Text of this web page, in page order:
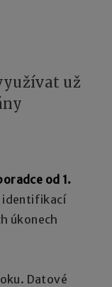
už
od 1.
identifikací
úkonech
Datové